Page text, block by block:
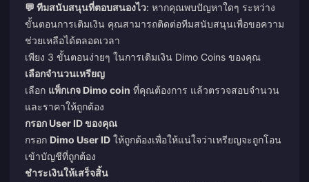
💬 ทีมสนับสนุนที่ตอบสนองไว: หากคุณพบปัญหาใดๆ ระหว่าง
ขั้นตอนการเติมเงิน คุณสามารถติดต่อทีมสนับสนุนเพื่อขอความ
ช่วยเหลือได้ตลอดเวลา
เพียง 3 ขั้นตอนง่ายๆ ในการเติมเงิน Dimo Coins ของคุณ
เลือกจำนวนเหรียญ
เลือก แพ็กเกจ Dimo coin ที่คุณต้องการ แล้วตรวจสอบจำนวน
และราคาให้ถูกต้อง
กรอก User ID ของคุณ
กรอก Dimo User ID ให้ถูกต้องเพื่อให้แน่ใจว่าเหรียญจะถูกโอน
เข้าบัญชีที่ถูกต้อง
ชำระเงินให้เสร็จสิ้น